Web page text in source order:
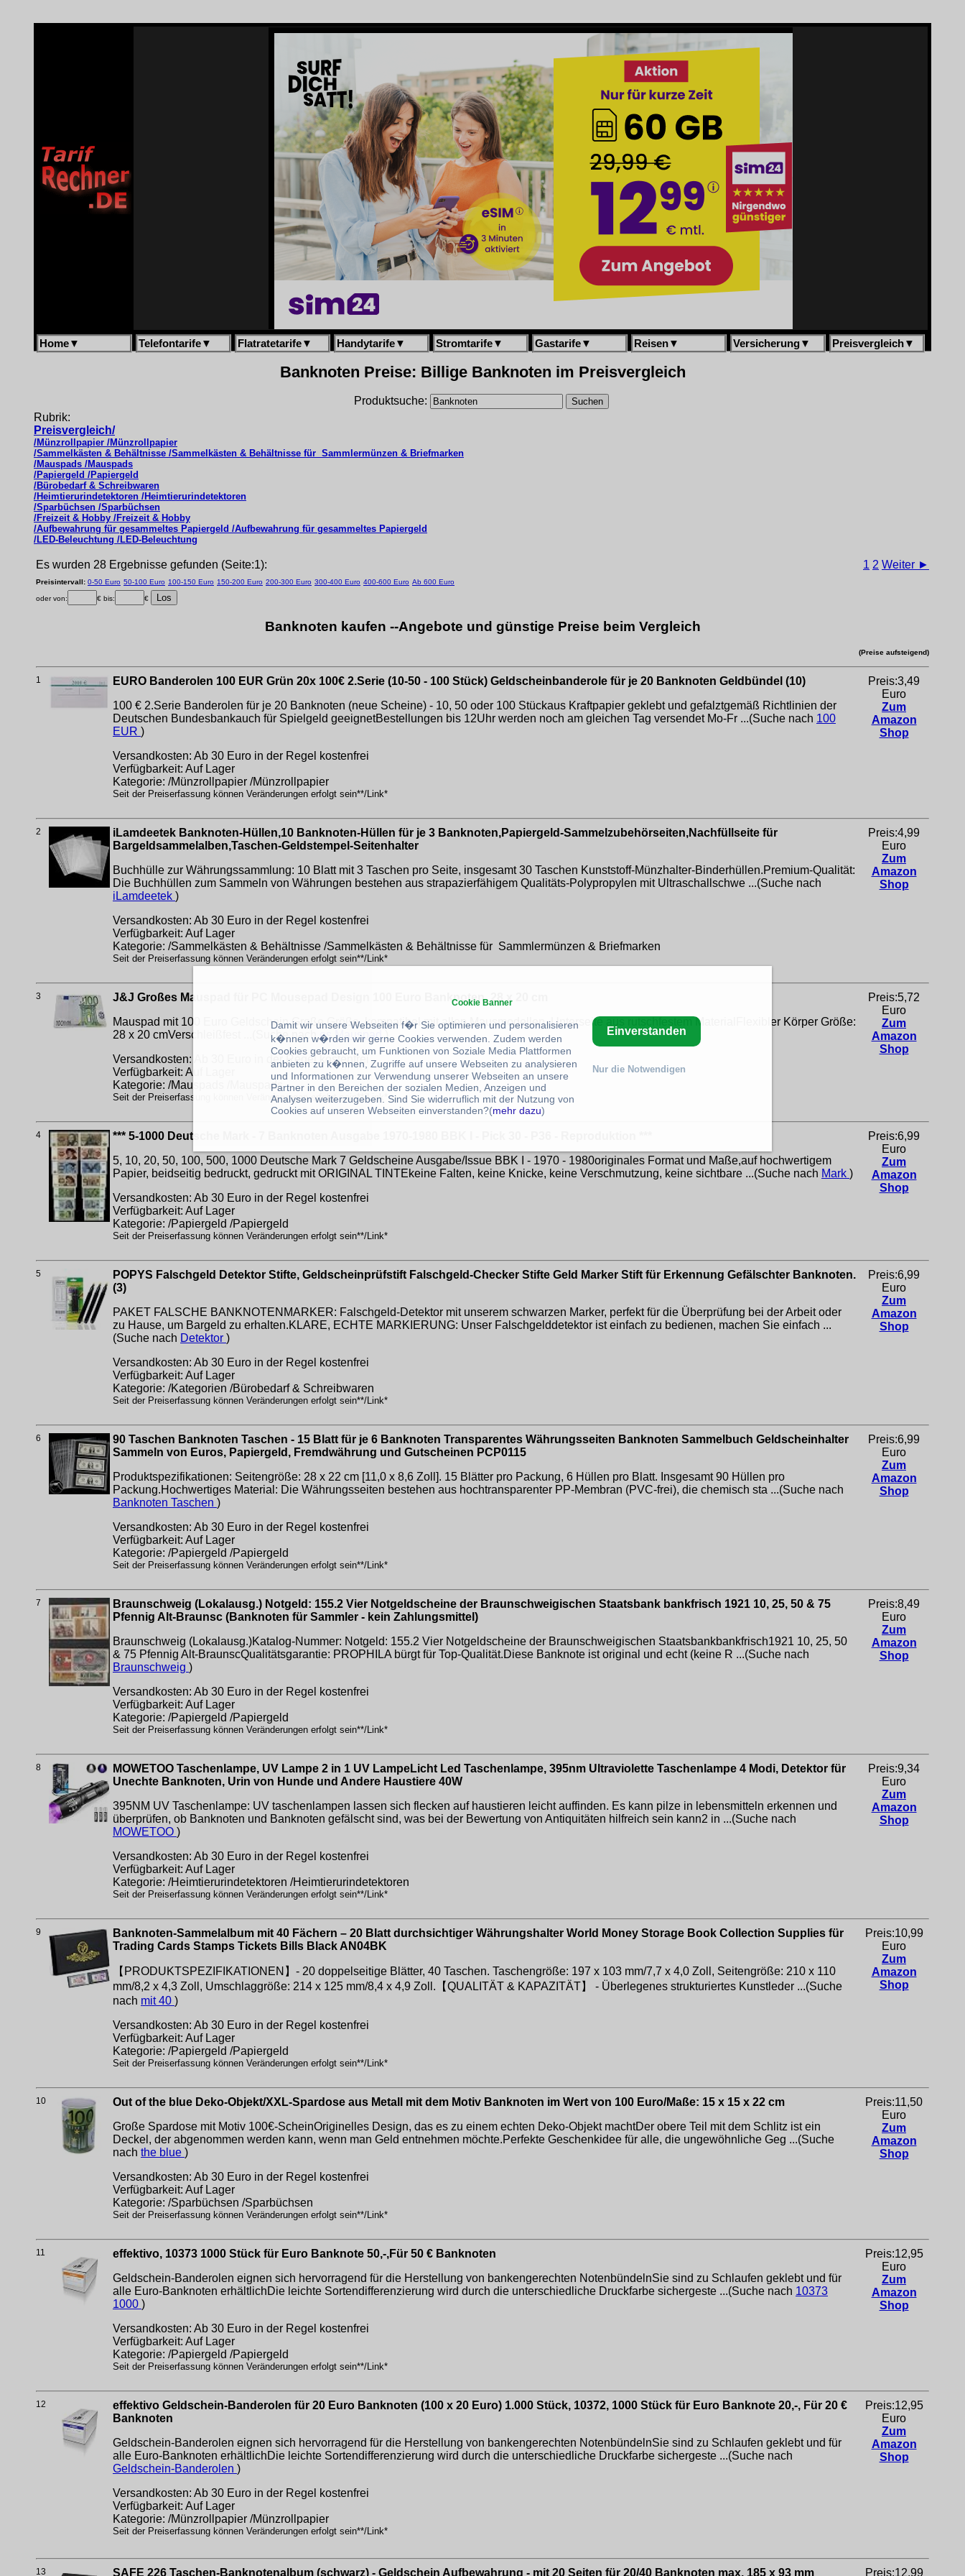
Home▼ Telefontarife▼ Flatratetarife▼ Handytarife▼ Stromtarife▼ Gastarife▼ Reisen▼ Versicherung▼ Preisvergleich▼
Banknoten Preise: Billige Banknoten im Preisvergleich
Produktsuche:
Rubrik:
Preisvergleich/
/Münzrollpapier /Münzrollpapier
/Sammelkästen & Behältnisse /Sammelkästen & Behältnisse für Sammlermünzen & Briefmarken
/Mauspads /Mauspads
/Papiergeld /Papiergeld
/Bürobedarf & Schreibwaren
/Heimtierurindetektoren /Heimtierurindetektoren
/Sparbüchsen /Sparbüchsen
/Freizeit & Hobby /Freizeit & Hobby
/Aufbewahrung für gesammeltes Papiergeld /Aufbewahrung für gesammeltes Papiergeld
/LED-Beleuchtung /LED-Beleuchtung
Es wurden 28 Ergebnisse gefunden (Seite:1): 1 2 Weiter ►
Preisintervall: 0-50 Euro 50-100 Euro 100-150 Euro 150-200 Euro 200-300 Euro 300-400 Euro 400-600 Euro Ab 600 Euro
oder von: € bis: €
Banknoten kaufen --Angebote und günstige Preise beim Vergleich
(Preise aufsteigend)
1
EURO Banderolen 100 EUR Grün 20x 100€ 2.Serie (10-50 - 100 Stück) Geldscheinbanderole für je 20 Banknoten Geldbündel (10)
100 € 2.Serie Banderolen für je 20 Banknoten (neue Scheine) - 10, 50 oder 100 Stückaus Kraftpapier geklebt und gefalztgemäß Richtlinien der
Deutschen Bundesbankauch für Spielgeld geeignetBestellungen bis 12Uhr werden noch am gleichen Tag versendet Mo-Fr ...(Suche nach 100
EUR )
Versandkosten: Ab 30 Euro in der Regel kostenfrei
Verfügbarkeit: Auf Lager
Kategorie: /Münzrollpapier /Münzrollpapier
Seit der Preiserfassung können Veränderungen erfolgt sein**/Link*
Preis:3,49
Euro
Zum
Amazon
Shop
2
iLamdeetek Banknoten-Hüllen,10 Banknoten-Hüllen für je 3 Banknoten,Papiergeld-Sammelzubehörseiten,Nachfüllseite für
Bargeldsammelalben,Taschen-Geldstempel-Seitenhalter
Buchhülle zur Währungssammlung: 10 Blatt mit 3 Taschen pro Seite, insgesamt 30 Taschen Kunststoff-Münzhalter-Binderhüllen.Premium-Qualität:
Die Buchhüllen zum Sammeln von Währungen bestehen aus strapazierfähigem Qualitäts-Polypropylen mit Ultraschallschwe ...(Suche nach
iLamdeetek )
Versandkosten: Ab 30 Euro in der Regel kostenfrei
Verfügbarkeit: Auf Lager
Kategorie: /Sammelkästen & Behältnisse /Sammelkästen & Behältnisse für Sammlermünzen & Briefmarken
Seit der Preiserfassung können Veränderungen erfolgt sein**/Link*
Preis:4,99
Euro
Zum
Amazon
Shop
3
J&J Großes Mauspad für PC Mousepad Design 100 Euro Banknoten, 28 x 20 cm
Mauspad mit 100 Euro Geldschein.Große Größe, kompatibel mit allen Mausmodellen. Unterseite aus rutschfestem MaterialFlexibler Körper Größe:
28 x 20 cmVerschleißfest ...(Suche naches Mauspad)
Versandkosten: Ab 30 Euro in der Regel kostenfrei
Verfügbarkeit: Auf Lager
Kategorie: /Mauspads /Mauspads
Seit der Preiserfassung können Veränderungen erfolgt sein**/Link*
Preis:5,72
Euro
Zum
Amazon
Shop
4
*** 5-1000 Deutsche Mark - 7 Banknoten Ausgabe 1970-1980 BBK I - Pick 30 - P36 - Reproduktion ***
5, 10, 20, 50, 100, 500, 1000 Deutsche Mark 7 Geldscheine Ausgabe/Issue BBK I - 1970 - 1980originales Format und Maße,auf hochwertigem
Papier, beidseitig bedruckt, gedruckt mit ORIGINAL TINTEkeine Falten, keine Knicke, keine Verschmutzung, keine sichtbare ...(Suche nach Mark )
Versandkosten: Ab 30 Euro in der Regel kostenfrei
Verfügbarkeit: Auf Lager
Kategorie: /Papiergeld /Papiergeld
Seit der Preiserfassung können Veränderungen erfolgt sein**/Link*
Preis:6,99
Euro
Zum
Amazon
Shop
5
POPYS Falschgeld Detektor Stifte, Geldscheinprüfstift Falschgeld-Checker Stifte Geld Marker Stift für Erkennung Gefälschter Banknoten.
(3)
PAKET FALSCHE BANKNOTENMARKER: Falschgeld-Detektor mit unserem schwarzen Marker, perfekt für die Überprüfung bei der Arbeit oder
zu Hause, um Bargeld zu erhalten.KLARE, ECHTE MARKIERUNG: Unser Falschgelddetektor ist einfach zu bedienen, machen Sie einfach ...
(Suche nach Detektor )
Versandkosten: Ab 30 Euro in der Regel kostenfrei
Verfügbarkeit: Auf Lager
Kategorie: /Kategorien /Bürobedarf & Schreibwaren
Seit der Preiserfassung können Veränderungen erfolgt sein**/Link*
Preis:6,99
Euro
Zum
Amazon
Shop
6
90 Taschen Banknoten Taschen - 15 Blatt für je 6 Banknoten Transparentes Währungsseiten Banknoten Sammelbuch Geldscheinhalter
Sammeln von Euros, Papiergeld, Fremdwährung und Gutscheinen PCP0115
Produktspezifikationen: Seitengröße: 28 x 22 cm [11,0 x 8,6 Zoll]. 15 Blätter pro Packung, 6 Hüllen pro Blatt. Insgesamt 90 Hüllen pro
Packung.Hochwertiges Material: Die Währungsseiten bestehen aus hochtransparenter PP-Membran (PVC-frei), die chemisch sta ...(Suche nach
Banknoten Taschen )
Versandkosten: Ab 30 Euro in der Regel kostenfrei
Verfügbarkeit: Auf Lager
Kategorie: /Papiergeld /Papiergeld
Seit der Preiserfassung können Veränderungen erfolgt sein**/Link*
Preis:6,99
Euro
Zum
Amazon
Shop
7
Braunschweig (Lokalausg.) Notgeld: 155.2 Vier Notgeldscheine der Braunschweigischen Staatsbank bankfrisch 1921 10, 25, 50 & 75
Pfennig Alt-Braunsc (Banknoten für Sammler - kein Zahlungsmittel)
Braunschweig (Lokalausg.)Katalog-Nummer: Notgeld: 155.2 Vier Notgeldscheine der Braunschweigischen Staatsbankbankfrisch1921 10, 25, 50
& 75 Pfennig Alt-BraunscQualitätsgarantie: PROPHILA bürgt für Top-Qualität.Diese Banknote ist original und echt (keine R ...(Suche nach
Braunschweig )
Versandkosten: Ab 30 Euro in der Regel kostenfrei
Verfügbarkeit: Auf Lager
Kategorie: /Papiergeld /Papiergeld
Seit der Preiserfassung können Veränderungen erfolgt sein**/Link*
Preis:8,49
Euro
Zum
Amazon
Shop
8
MOWETOO Taschenlampe, UV Lampe 2 in 1 UV LampeLicht Led Taschenlampe, 395nm Ultraviolette Taschenlampe 4 Modi, Detektor für
Unechte Banknoten, Urin von Hunde und Andere Haustiere 40W
395NM UV Taschenlampe: UV taschenlampen lassen sich flecken auf haustieren leicht auffinden. Es kann pilze in lebensmitteln erkennen und
überprüfen, ob Banknoten und Banknoten gefälscht sind, was bei der Bewertung von Antiquitäten hilfreich sein kann2 in ...(Suche nach
MOWETOO )
Versandkosten: Ab 30 Euro in der Regel kostenfrei
Verfügbarkeit: Auf Lager
Kategorie: /Heimtierurindetektoren /Heimtierurindetektoren
Seit der Preiserfassung können Veränderungen erfolgt sein**/Link*
Preis:9,34
Euro
Zum
Amazon
Shop
9
Banknoten-Sammelalbum mit 40 Fächern – 20 Blatt durchsichtiger Währungshalter World Money Storage Book Collection Supplies für
Trading Cards Stamps Tickets Bills Black AN04BK
【PRODUKTSPEZIFIKATIONEN】- 20 doppelseitige Blätter, 40 Taschen. Taschengröße: 197 x 103 mm/7,7 x 4,0 Zoll, Seitengröße: 210 x 110
mm/8,2 x 4,3 Zoll, Umschlaggröße: 214 x 125 mm/8,4 x 4,9 Zoll.【QUALITÄT & KAPAZITÄT】 - Überlegenes strukturiertes Kunstleder ...(Suche
nach mit 40 )
Versandkosten: Ab 30 Euro in der Regel kostenfrei
Verfügbarkeit: Auf Lager
Kategorie: /Papiergeld /Papiergeld
Seit der Preiserfassung können Veränderungen erfolgt sein**/Link*
Preis:10,99
Euro
Zum
Amazon
Shop
10
Out of the blue Deko-Objekt/XXL-Spardose aus Metall mit dem Motiv Banknoten im Wert von 100 Euro/Maße: 15 x 15 x 22 cm
Große Spardose mit Motiv 100€-ScheinOriginelles Design, das es zu einem echten Deko-Objekt machtDer obere Teil mit dem Schlitz ist ein
Deckel, der abgenommen werden kann, wenn man Geld entnehmen möchte.Perfekte Geschenkidee für alle, die ungewöhnliche Geg ...(Suche
nach the blue )
Versandkosten: Ab 30 Euro in der Regel kostenfrei
Verfügbarkeit: Auf Lager
Kategorie: /Sparbüchsen /Sparbüchsen
Seit der Preiserfassung können Veränderungen erfolgt sein**/Link*
Preis:11,50
Euro
Zum
Amazon
Shop
11
effektivo, 10373 1000 Stück für Euro Banknote 50,-,Für 50 € Banknoten
Geldschein-Banderolen eignen sich hervorragend für die Herstellung von bankengerechten NotenbündelnSie sind zu Schlaufen geklebt und für
alle Euro-Banknoten erhältlichDie leichte Sortendifferenzierung wird durch die unterschiedliche Druckfarbe sichergeste ...(Suche nach 10373
1000 )
Versandkosten: Ab 30 Euro in der Regel kostenfrei
Verfügbarkeit: Auf Lager
Kategorie: /Papiergeld /Papiergeld
Seit der Preiserfassung können Veränderungen erfolgt sein**/Link*
Preis:12,95
Euro
Zum
Amazon
Shop
12
effektivo Geldschein-Banderolen für 20 Euro Banknoten (100 x 20 Euro) 1.000 Stück, 10372, 1000 Stück für Euro Banknote 20,-, Für 20 €
Banknoten
Geldschein-Banderolen eignen sich hervorragend für die Herstellung von bankengerechten NotenbündelnSie sind zu Schlaufen geklebt und für
alle Euro-Banknoten erhältlichDie leichte Sortendifferenzierung wird durch die unterschiedliche Druckfarbe sichergeste ...(Suche nach
Geldschein-Banderolen )
Versandkosten: Ab 30 Euro in der Regel kostenfrei
Verfügbarkeit: Auf Lager
Kategorie: /Münzrollpapier /Münzrollpapier
Seit der Preiserfassung können Veränderungen erfolgt sein**/Link*
Preis:12,95
Euro
Zum
Amazon
Shop
13 SAFE 226 Taschen-Banknotenalbum (schwarz) - Geldschein Aufbewahrung - mit 20 Seiten für 20/40 Banknoten max. 185 x 93 mm Preis:12,99
Cookie Banner
Damit wir unsere Webseiten f�r Sie optimieren und personalisieren
k�nnen w�rden wir gerne Cookies verwenden. Zudem werden
Cookies gebraucht, um Funktionen von Soziale Media Plattformen
anbieten zu k�nnen, Zugriffe auf unsere Webseiten zu analysieren
und Informationen zur Verwendung unserer Webseiten an unsere
Partner in den Bereichen der sozialen Medien, Anzeigen und
Analysen weiterzugeben. Sind Sie widerruflich mit der Nutzung von
Cookies auf unseren Webseiten einverstanden?(mehr dazu)
Einverstanden
Nur die Notwendigen